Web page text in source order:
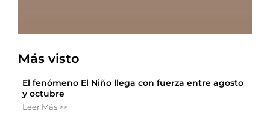
Más visto
El fenómeno El Niño llega con fuerza entre agosto
y octubre
Leer Más >>